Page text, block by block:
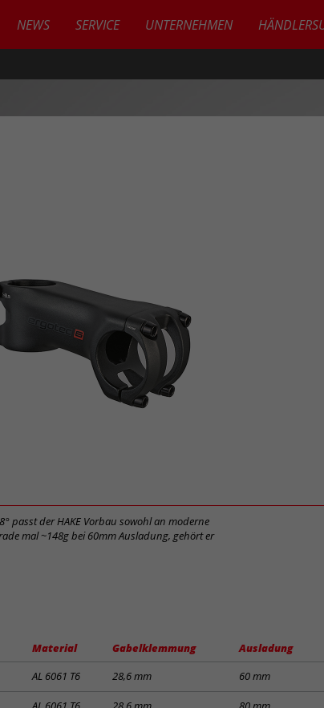
NEWS SERVICE UNTERNEHMEN
passt der HAKE Vorbau sowohl an moderne
mal ~148g bei 60mm Ausladung, gehört er
Material Gabelklemmung Ausladung
AL 6061 T6 28,6 mm 60 mm